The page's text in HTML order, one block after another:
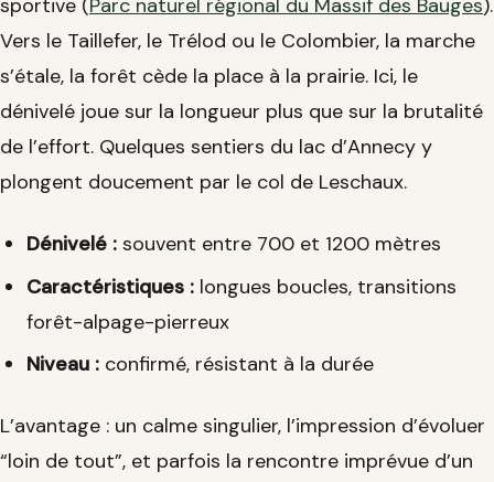
sportive (Parc naturel régional du Massif des Bauges).
Vers le Taillefer, le Trélod ou le Colombier, la marche
s’étale, la forêt cède la place à la prairie. Ici, le
dénivelé joue sur la longueur plus que sur la brutalité
de l’effort. Quelques sentiers du lac d’Annecy y
plongent doucement par le col de Leschaux.
Dénivelé : souvent entre 700 et 1200 mètres
Caractéristiques : longues boucles, transitions
forêt-alpage-pierreux
Niveau : confirmé, résistant à la durée
L’avantage : un calme singulier, l’impression d’évoluer
“loin de tout”, et parfois la rencontre imprévue d’un